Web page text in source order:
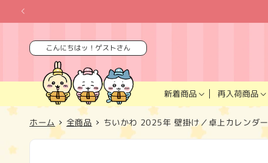
ンツに
進む
こんにちはッ！ゲストさん
新着商品 再入荷商品
ホーム 全商品 ちいかわ 2025年 壁掛け／卓上カレンダー